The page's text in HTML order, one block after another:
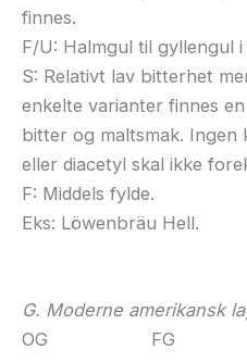
finnes.
F/U: Halmgul til gyllengul
S: Relativt lav bitterhet
enkelte varianter finnes
bitter og maltsmak. Ingen
eller diacetyl skal ikke
F: Middels fylde.
Eks: Löwenbräu Hell.
G. Moderne amerikansk
OG FG